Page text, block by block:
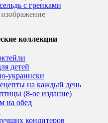
с гренками
коллекции
детей
украински
на каждый день
(8-ое издание)
на обед
кондитеров